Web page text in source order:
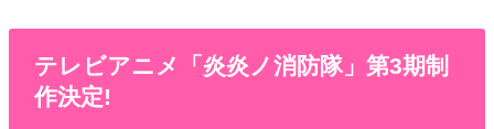
テレビアニメ「炎炎ノ消防隊」第3期制
作決定!